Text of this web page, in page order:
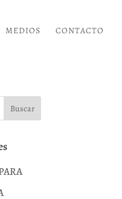
MEDIOS CONTACTO